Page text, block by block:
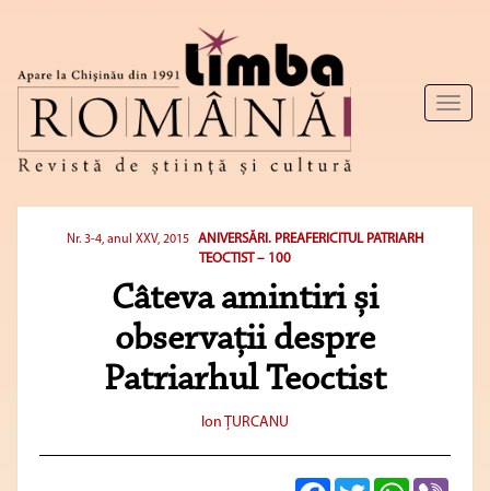
Toggle
Nr. 3-4, anul XXV, 2015
ANIVERSĂRI. PREAFERICITUL PATRIARH
TEOCTIST – 100
Câteva amintiri și
observații despre
Patriarhul Teoctist
Ion ŢURCANU
FacebookTwitterWhatsApp